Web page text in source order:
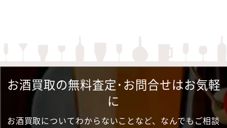
お酒買取の無料査定･お問合せはお気軽
に
お酒買取についてわからないことなど、なんでもご相談